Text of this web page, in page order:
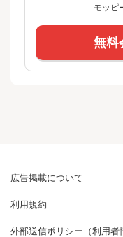
モッピ
無料
広告掲載について
利用規約
外部送信ポリシー（利用者